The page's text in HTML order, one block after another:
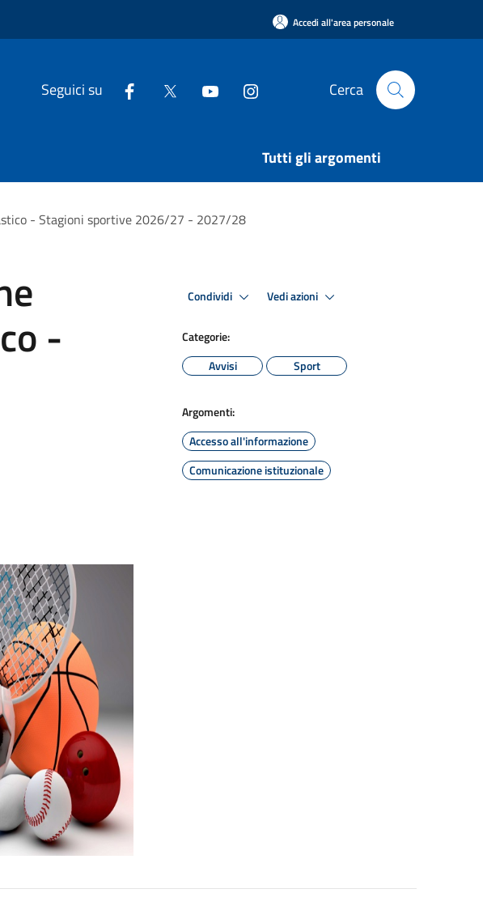
Accedi all'area personale
Seguici su Cerca
Tutti gli argomenti
- Stagioni sportive 2026/27 - 2027/28
-
Condividi Vedi azioni
Categorie:
Avvisi
Sport
Argomenti:
Accesso all'informazione
Comunicazione istituzionale